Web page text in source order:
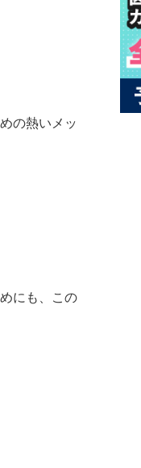
の熱いメッ
にも、この